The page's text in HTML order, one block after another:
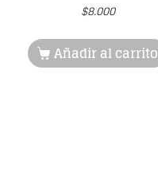
$8.000
Añadir al carrito